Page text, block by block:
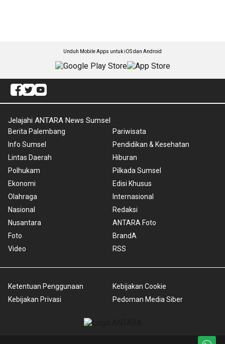
Unduh Mobile Apps untuk iOS dan Android
Jelajahi ANTARA News Sumsel
Berita Palembang
Info Sumsel
Lintas Daerah
Polhukam
Ekonomi
Olahraga
Nasional
Nusantara
Foto
Video
Pariwisata
Pendidikan & Kesehatan
Hiburan
Pilkada Sumsel
Edisi Khusus
Internasional
Redaksi
ANTARA Foto
BrandA
RSS
Ketentuan Penggunaan
Kebijakan Privasi
Kebijakan Cookie
Pedoman Media Siber